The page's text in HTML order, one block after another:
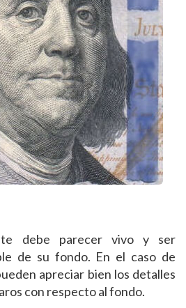
debe parecer vivo y ser
de su fondo. En el caso de
apreciar bien los detalles
con respecto al fondo.